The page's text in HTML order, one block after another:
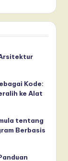
Kode:
ke Alat
tentang
Berbasis